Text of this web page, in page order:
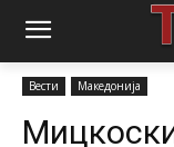
Почетна
Вести Македонија